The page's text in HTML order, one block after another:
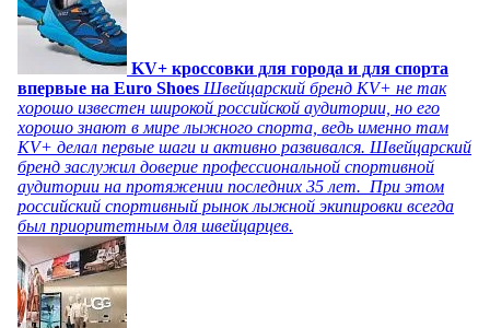
KV+ кроссовки для города и для спорта
впервые на Euro Shoes Швейцарский бренд KV+ не так
хорошо известен широкой российской аудитории, но его
хорошо знают в мире лыжного спорта, ведь именно там
KV+ делал первые шаги и активно развивался. Швейцарский
бренд заслужил доверие профессиональной спортивной
аудитории на протяжении последних 35 лет. При этом
российский спортивный рынок лыжной экипировки всегда
был приоритетным для швейцарцев.